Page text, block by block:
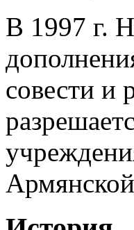
В 1997 г.
совести и